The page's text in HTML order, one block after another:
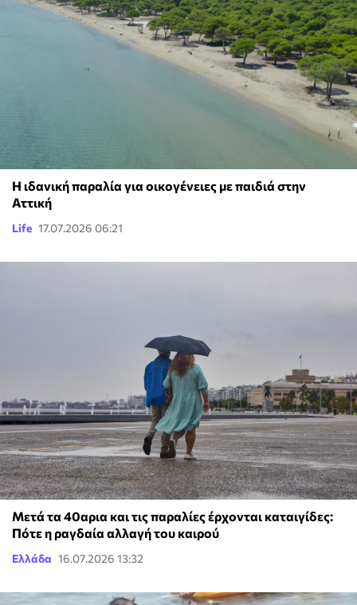
Η ιδανική παραλία για οικογένειες με παιδιά στην
Αττική
Life 17.07.2026 06:21
Μετά τα 40αρια και τις παραλίες έρχονται καταιγίδες:
Πότε η ραγδαία αλλαγή του καιρού
Ελλάδα 16.07.2026 13:32